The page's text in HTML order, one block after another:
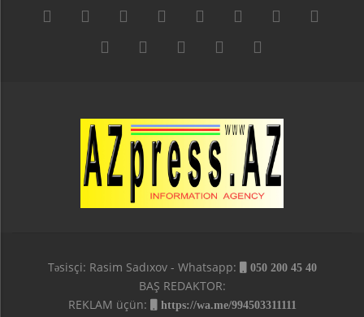
Təsisçi: Rasim Sadıxov - Whatsapp: 050 200 45 40
BAŞ REDAKTOR:
REKLAM üçün:
https://wa.me/994503311111